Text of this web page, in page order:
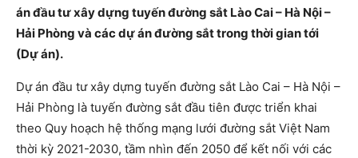
án đầu tư xây dựng tuyến đường sắt Lào Cai – Hà Nội –
Hải Phòng và các dự án đường sắt trong thời gian tới
(Dự án).
Dự án đầu tư xây dựng tuyến đường sắt Lào Cai – Hà Nội –
Hải Phòng là tuyến đường sắt đầu tiên được triển khai
theo Quy hoạch hệ thống mạng lưới đường sắt Việt Nam
thời kỳ 2021-2030, tầm nhìn đến 2050 để kết nối với các